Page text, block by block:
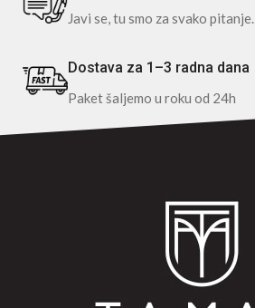
Javi se, tu smo za svako pitanje.
Dostava za 1–3 radna dana
Paket šaljemo u roku od 24h